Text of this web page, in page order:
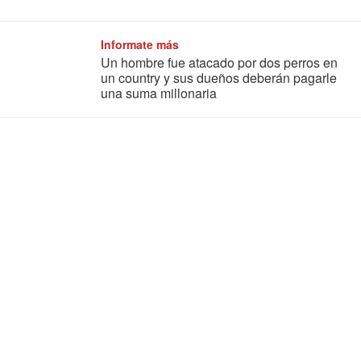
Informate más
Un hombre fue atacado por dos perros en
un country y sus dueños deberán pagarle
una suma millonaria